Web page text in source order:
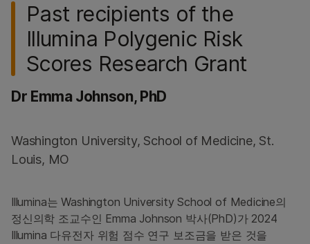
Past recipients of the
Illumina Polygenic Risk
Scores Research Grant
Dr Emma Johnson, PhD
Washington University, School of Medicine, St.
Louis, MO
Illumina는 Washington University School of Medicine의
정신의학 조교수인 Emma Johnson 박사(PhD)가 2024
Illumina 다유전자 위험 점수 연구 보조금을 받은 것을